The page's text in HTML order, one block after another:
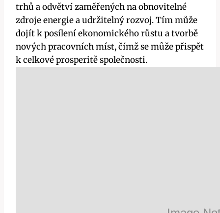
trhů a odvětví zaměřených na obnovitelné
zdroje energie a udržitelný rozvoj. Tím může
dojít k posílení ekonomického růstu a tvorbě
nových pracovních míst, čímž se může přispět
k celkové prosperitě společnosti.